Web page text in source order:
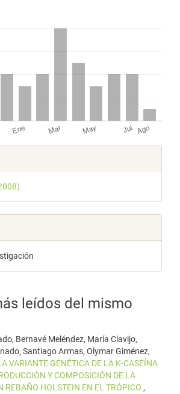
leídos del mismo
Bernavé Meléndez, María Clavijo,
Santiago Armas, Olymar Giménez,
VARIANTE GENÉTICA DE LA K-CASEÍNA
Y COMPOSICIÓN DE LA
REBAÑO HOLSTEIN EN EL TRÓPICO ,